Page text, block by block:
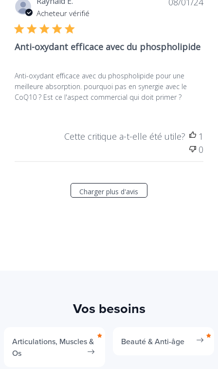
Acheteur vérifié
Anti-oxydant efficace avec du phospholipide
Anti-oxydant efficace avec du phospholipide pour une
meilleure absorption. pourquoi pas en synergie avec le
CoQ10 ? Est ce l'aspect commercial qui doit primer ?
Cette critique a-t-elle été utile?
1
0
Charger plus d'avis
Vos besoins
Articulations, Muscles &
Os
Beauté & Anti-âge